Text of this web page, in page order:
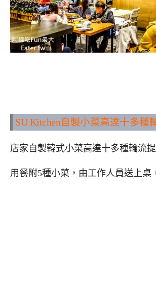
SU Kitchen自製小菜高逹十多種
店家自製韓式小菜高達十多種輪流提
用餐附5種小菜，由工作人員送上桌